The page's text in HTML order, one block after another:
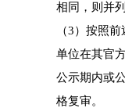
相同，则并列
（3）按照
单位在其官
公示期内或
格复审。